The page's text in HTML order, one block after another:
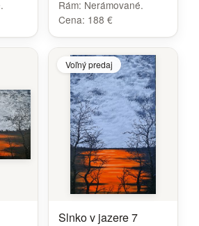
Rám: Nerámované.
Cena: 188 €
Voľný predaj
Slnko v jazere 7